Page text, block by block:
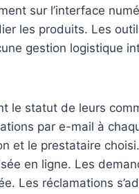
sur l’interface
les produits. Les
gestion logistique
le statut de leurs
par e-mail à
et le prestataire
en ligne. Les
Les réclamations